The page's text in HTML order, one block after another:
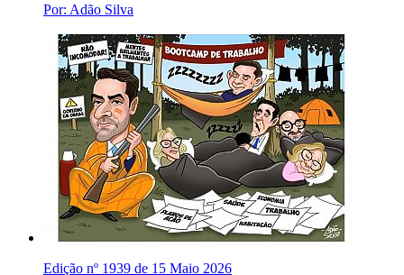
Por: Adão Silva
Edição nº 1939 de 15 Maio 2026